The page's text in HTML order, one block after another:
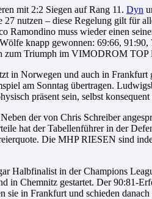
mit 2:2 Siegen auf Rang 11. Dyn
nutzen – diese Regelung gilt für
muss wieder einen
knapp gewonnen: 69:66,
zum Triumph im VIMODROM TOP
in Norwegen und auch in
am Sonntag übertragen.
präsent sein, selbst
der von Chris Schreiber
hat der Tabellenführer in der
Die MHP RIESEN sind
Halbfinalist in der Champions
Chemnitz gestartet. Der 90:81-
in Frankfurt und schieden